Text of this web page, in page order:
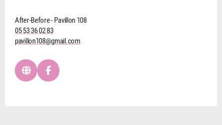
After-Before - Pavillon 108
05 53 36 02 83
pavillon108@gmail.com